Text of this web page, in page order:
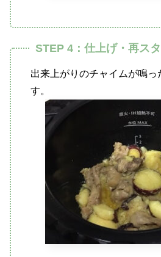
STEP 4：仕上げ・再ス
出来上がりのチャイムが鳴っ
す。